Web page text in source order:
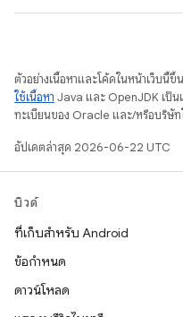
ตัวอย่างเนื้อหาและโค้ดในหน้าเว็บนี้
ใช้เนื้อหา Java และ OpenJDK เป็น
ทะเบียนของ Oracle และ/หรือบริษัท
อัปเดตล่าสุด 2026-06-22 UTC
บิวด์
ที่เก็บสำหรับ Android
ข้อกำหนด
ดาวน์โหลด